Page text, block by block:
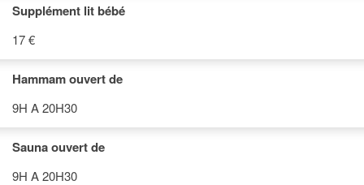
Supplément lit bébé
17 €
Hammam ouvert de
9H A 20H30
Sauna ouvert de
9H A 20H30